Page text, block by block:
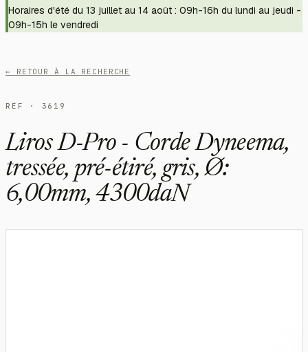
Horaires d'été du 13 juillet au 14 août : 09h-16h du lundi au jeudi -
09h-15h le vendredi
← RETOUR À LA RECHERCHE
RÉF · 3619
Liros D-Pro - Corde Dyneema,
tressée, pré-étiré, gris, Ø:
6,00mm, 4300daN